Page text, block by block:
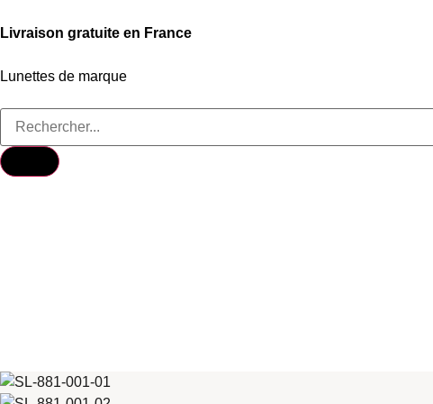
Livraison gratuite en France
Lunettes de marque